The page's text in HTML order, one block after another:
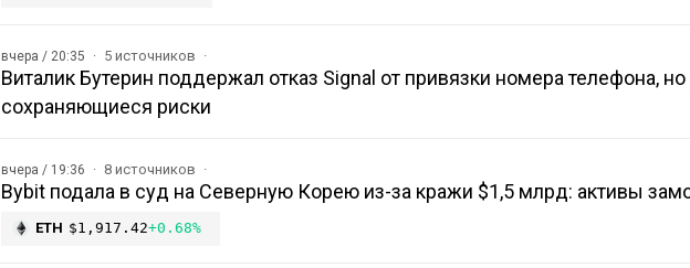
вчера / 20:35 5 источников
Виталик Бутерин поддержал отказ Signal от привязки номера телефона, но
сохраняющиеся риски
вчера / 19:36 8 источников
Bybit подала в суд на Северную Корею из-за кражи $1,5 млрд: активы
ETH $1,917.42+0.68%